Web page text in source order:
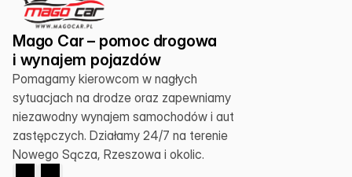
Mago Car – pomoc drogowa
i wynajem pojazdów
Pomagamy kierowcom w nagłych
sytuacjach na drodze oraz zapewniamy
niezawodny wynajem samochodów i aut
zastępczych. Działamy 24/7 na terenie
Nowego Sącza, Rzeszowa i okolic.